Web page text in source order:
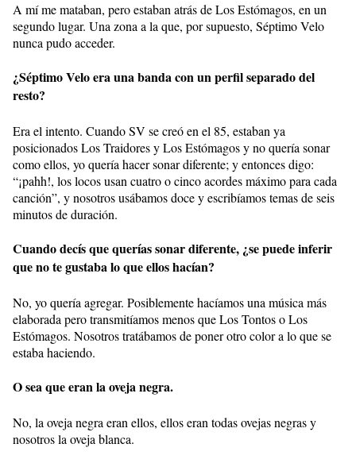
A mí me mataban, pero estaban atrás de Los Estómagos, en un
segundo lugar. Una zona a la que, por supuesto, Séptimo Velo
nunca pudo acceder.
¿Séptimo Velo era una banda con un perfil separado del
resto?
Era el intento. Cuando SV se creó en el 85, estaban ya
posicionados Los Traidores y Los Estómagos y no quería sonar
como ellos, yo quería hacer sonar diferente; y entonces digo:
“¡pahh!, los locos usan cuatro o cinco acordes máximo para cada
canción”, y nosotros usábamos doce y escribíamos temas de seis
minutos de duración.
Cuando decís que querías sonar diferente, ¿se puede inferir
que no te gustaba lo que ellos hacían?
No, yo quería agregar. Posiblemente hacíamos una música más
elaborada pero transmitíamos menos que Los Tontos o Los
Estómagos. Nosotros tratábamos de poner otro color a lo que se
estaba haciendo.
O sea que eran la oveja negra.
No, la oveja negra eran ellos, ellos eran todas ovejas negras y
nosotros la oveja blanca.